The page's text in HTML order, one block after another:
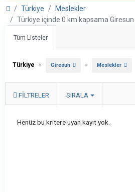
Türkiye
Meslekler
Türkiye içinde 0 km kapsama Giresun
Tüm Listeler
Türkiye » Giresun » Meslekler
FILTRELER SIRALA
Henüz bu kritere uyan kayıt yok.